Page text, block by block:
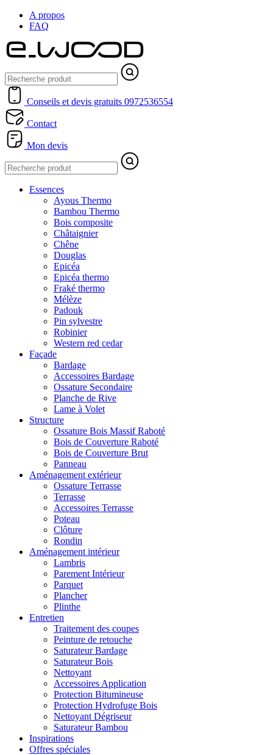
A propos
FAQ
Conseils et devis gratuits 0972536554
Contact
Mon devis
Essences
Ayous Thermo
Bambou Thermo
Bois composite
Châtaignier
Chêne
Douglas
Epicéa
Epicéa thermo
Fraké thermo
Mélèze
Padouk
Pin sylvestre
Robinier
Western red cedar
Façade
Bardage
Accessoires Bardage
Ossature Secondaire
Planche de Rive
Lame à Volet
Structure
Ossature Bois Massif Raboté
Bois de Couverture Raboté
Bois de Couverture Brut
Panneau
Aménagement extérieur
Ossature Terrasse
Terrasse
Accessoires Terrasse
Poteau
Clôture
Rondin
Aménagement intérieur
Lambris
Parement Intérieur
Parquet
Plancher
Plinthe
Entretien
Traitement des coupes
Peinture de retouche
Saturateur Bardage
Saturateur Bois
Nettoyant
Accessoires Application
Protection Bitumineuse
Protection Hydrofuge Bois
Nettoyant Dégriseur
Saturateur Bambou
Inspirations
Offres spéciales